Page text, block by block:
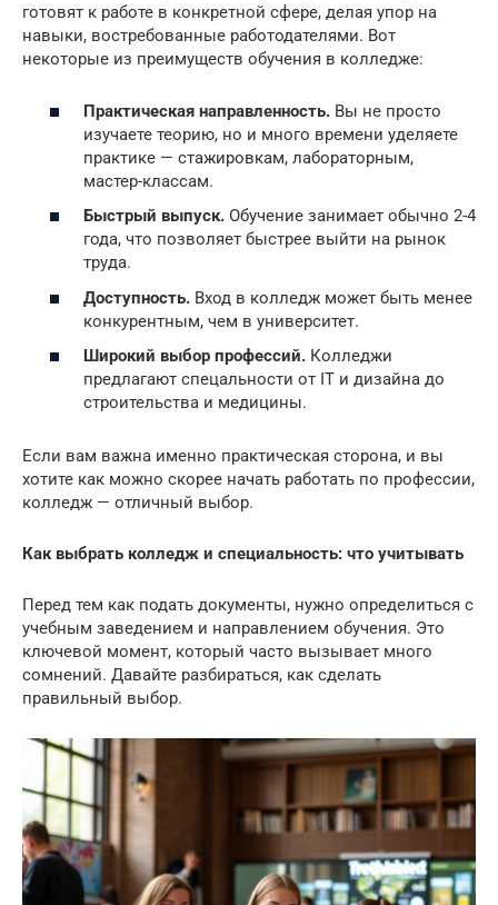
готовят к работе в конкретной сфере, делая упор на
навыки, востребованные работодателями. Вот
некоторые из преимуществ обучения в колледже:
Практическая направленность. Вы не просто
изучаете теорию, но и много времени уделяете
практике — стажировкам, лабораторным,
мастер-классам.
Быстрый выпуск. Обучение занимает обычно 2-4
года, что позволяет быстрее выйти на рынок
труда.
Доступность. Вход в колледж может быть менее
конкурентным, чем в университет.
Широкий выбор профессий. Колледжи
предлагают спецальности от IT и дизайна до
строительства и медицины.
Если вам важна именно практическая сторона, и вы
хотите как можно скорее начать работать по профессии,
колледж — отличный выбор.
Как выбрать колледж и специальность: что учитывать
Перед тем как подать документы, нужно определиться с
учебным заведением и направлением обучения. Это
ключевой момент, который часто вызывает много
сомнений. Давайте разбираться, как сделать
правильный выбор.